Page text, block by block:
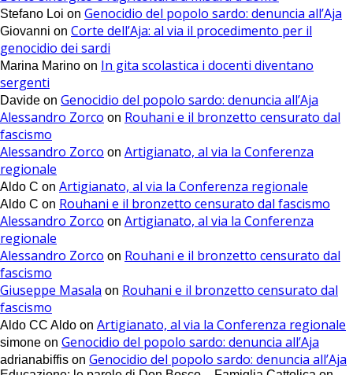
Stefano Loi on Genocidio del popolo sardo: denuncia all’Aja
Giovanni on Corte dell’Aja: al via il procedimento per il
genocidio dei sardi
Marina Marino on In gita scolastica i docenti diventano
sergenti
Davide on Genocidio del popolo sardo: denuncia all’Aja
Alessandro Zorco on Rouhani e il bronzetto censurato dal
fascismo
Alessandro Zorco on Artigianato, al via la Conferenza
regionale
Aldo C on Artigianato, al via la Conferenza regionale
Aldo C on Rouhani e il bronzetto censurato dal fascismo
Alessandro Zorco on Artigianato, al via la Conferenza
regionale
Alessandro Zorco on Rouhani e il bronzetto censurato dal
fascismo
Giuseppe Masala on Rouhani e il bronzetto censurato dal
fascismo
Aldo CC Aldo on Artigianato, al via la Conferenza regionale
simone on Genocidio del popolo sardo: denuncia all’Aja
adrianabiffis on Genocidio del popolo sardo: denuncia all’Aja